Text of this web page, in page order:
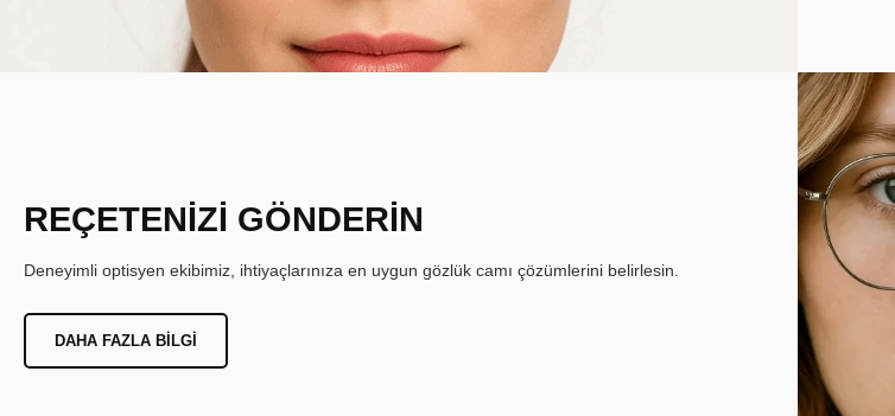
REÇETENİZİ GÖNDERİN
Deneyimli optisyen ekibimiz, ihtiyaçlarınıza en uygun gözlük camı çözümlerini belirlesin.
DAHA FAZLA BILGI